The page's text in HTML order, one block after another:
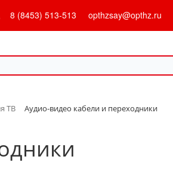
8 (8453) 513-513 opthzsay@opthz.ru
ТВ Аудио-видео кабели и переходники